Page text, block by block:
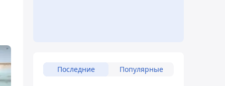
Последние Популярные